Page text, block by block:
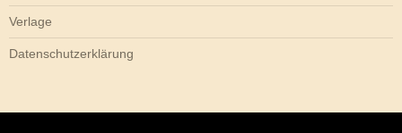
Verlage
Datenschutzerklärung